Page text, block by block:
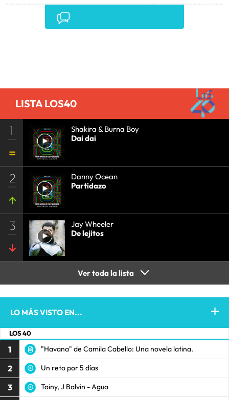
EMPRESAS•ECONOMÍA•MEDIOS
COMUNICACIÓN•
LISTA LOS40
1
Shakira & Burna Boy
Dai dai
2
Danny Ocean
Partidazo
3
Jay Wheeler
De lejitos
Ver toda la lista
LO MÁS VISTO EN...
LOS 40
1 "Havana" de Camila Cabello: Una novela latina.
2 Un reto por 5 días
3 Tainy, J Balvin - Agua